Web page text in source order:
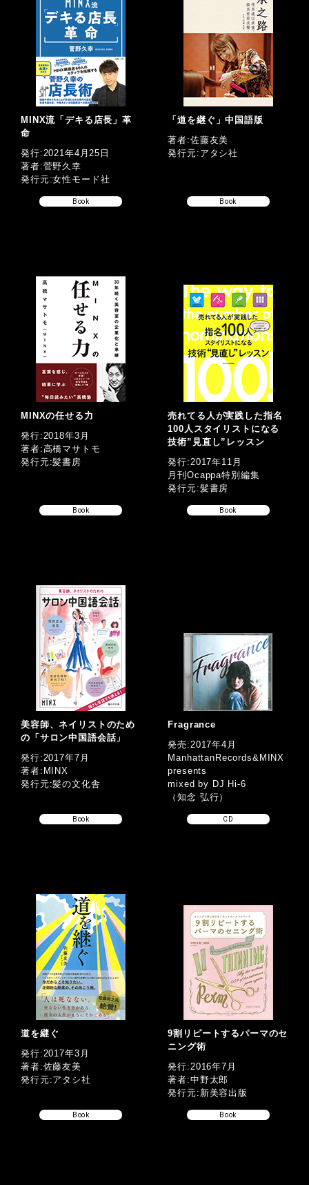
MINX流「デキる店長」革
命
発行:2021年4月25日
著者:菅野久幸
発行元:女性モード社
Book
「道を継ぐ」中国語版
著者:佐藤友美
発行元:アタシ社
Book
MINXの任せる力
発行:2018年3月
著者:高橋マサトモ
発行元:髪書房
Book
売れてる人が実践した指名
100人スタイリストになる
技術”見直し”レッスン
発行:2017年11月
月刊Ocappa特別編集
発行元:髪書房
Book
美容師、ネイリストのため
の「サロン中国語会話」
発行:2017年7月
著者:MINX
発行元:髪の文化舎
Book
Fragrance
発売:2017年4月
ManhattanRecords&MINX
presents
mixed by DJ Hi-6
（知念 弘行）
CD
道を継ぐ
発行:2017年3月
著者:佐藤友美
発行元:アタシ社
Book
9割リピートするパーマのセ
ニング術
発行:2016年7月
著者:中野太郎
発行元:新美容出版
Book